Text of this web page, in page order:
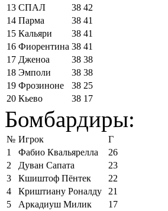
13 СПАЛ 38 42
14 Парма 38 41
15 Кальяри 38 41
16 Фиорентина 38 41
17 Дженоа 38 38
18 Эмполи 38 38
19 Фрозиноне 38 25
20 Кьево 38 17
Бомбардиры:
№ Игрок
Г
1
Фабио Квальярелла
26
2
Дуван Сапата
23
3
Кшиштоф Пёнтек
22
4
Криштиану Роналду
21
5
Аркадиуш Милик
17